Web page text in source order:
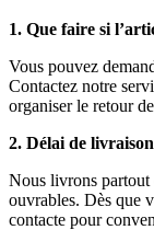
1. Que faire si
Vous pouvez
Contactez notre
organiser le retour
2. Délai de
Nous livrons partout
ouvrables. Dès que
contacte pour